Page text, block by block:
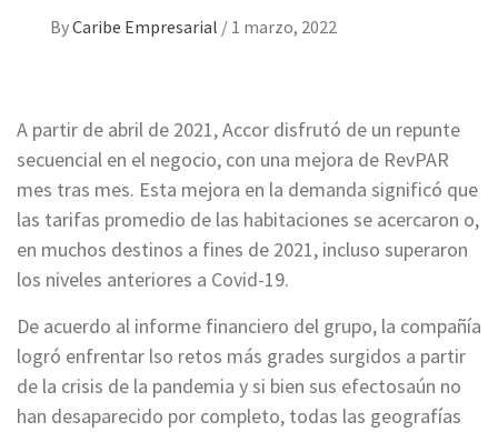
ByCaribe Empresarial / 1 marzo, 2022
A partir de abril de 2021, Accor disfrutó de un repunte
secuencial en el negocio, con una mejora de RevPAR
mes tras mes. Esta mejora en la demanda significó que
las tarifas promedio de las habitaciones se acercaron o,
en muchos destinos a fines de 2021, incluso superaron
los niveles anteriores a Covid-19.
De acuerdo al informe financiero del grupo, la compañía
logró enfrentar lso retos más grades surgidos a partir
de la crisis de la pandemia y si bien sus efectosaún no
han desaparecido por completo, todas las geografías